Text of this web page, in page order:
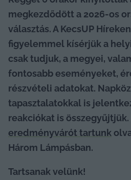
megkezdődött a 2026-os
választás. A KecsUP
figyelemmel kísérjük a
csak tudjuk, a megyei,
fontosabb eseményeket,
részvételi adatokat.
tapasztalatokkal is
eredményvárót tartunk
Három Lámpásban.
Tartsanak velünk!